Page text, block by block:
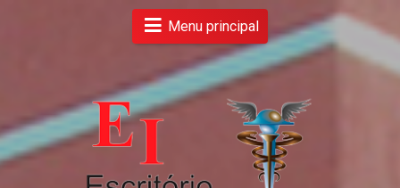
Menu principal